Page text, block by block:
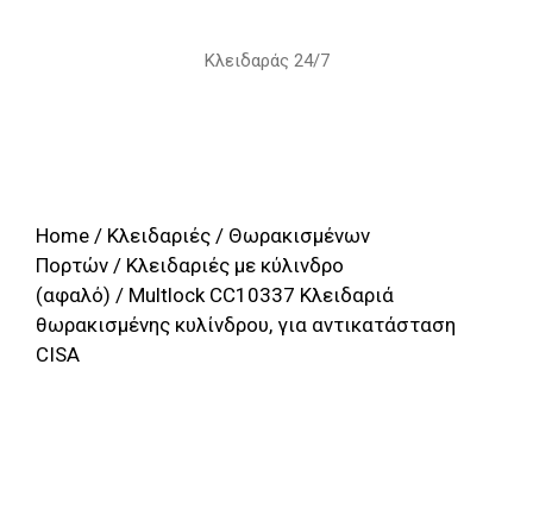
Κλειδαράς 24/7
Home / Κλειδαριές / Θωρακισμένων
Πορτών / Κλειδαριές με κύλινδρο
(αφαλό) / Multlock CC10337 Κλειδαριά
θωρακισμένης κυλίνδρου, για αντικατάσταση
CISA